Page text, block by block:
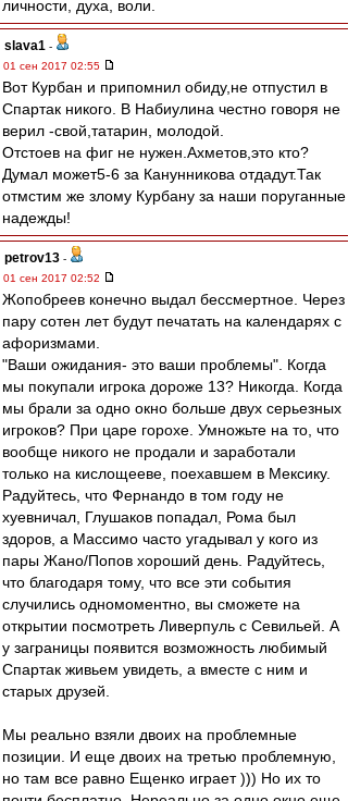
личности, духа, воли.
slava1 -
01 сен 2017 02:55
Вот Курбан и припомнил обиду,не отпустил в
Спартак никого. В Набиулина честно говоря не
верил -свой,татарин, молодой.
Отстоев на фиг не нужен.Ахметов,это кто?
Думал может5-6 за Канунникова отдадут.Так
отмстим же злому Курбану за наши поруганные
надежды!
petrov13 -
01 сен 2017 02:52
Жопобреев конечно выдал бессмертное. Через
пару сотен лет будут печатать на календарях с
афоризмами.
"Ваши ожидания- это ваши проблемы". Когда
мы покупали игрока дороже 13? Никогда. Когда
мы брали за одно окно больше двух серьезных
игроков? При царе горохе. Умножьте на то, что
вообще никого не продали и заработали
только на кислощееве, поехавшем в Мексику.
Радуйтесь, что Фернандо в том году не
хуевничал, Глушаков попадал, Рома был
здоров, а Массимо часто угадывал у кого из
пары Жано/Попов хороший день. Радуйтесь,
что благодаря тому, что все эти события
случились одномоментно, вы сможете на
открытии посмотреть Ливерпуль с Севильей. А
у заграницы появится возможность любимый
Спартак живьем увидеть, а вместе с ним и
старых друзей.
Мы реально взяли двоих на проблемные
позиции. И еще двоих на третью проблемную,
но там все равно Ещенко играет ))) Но их то